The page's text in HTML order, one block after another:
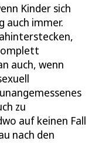
Kinder sich
auch immer.
auch, wenn
zu
auf keinen Fall
nach den